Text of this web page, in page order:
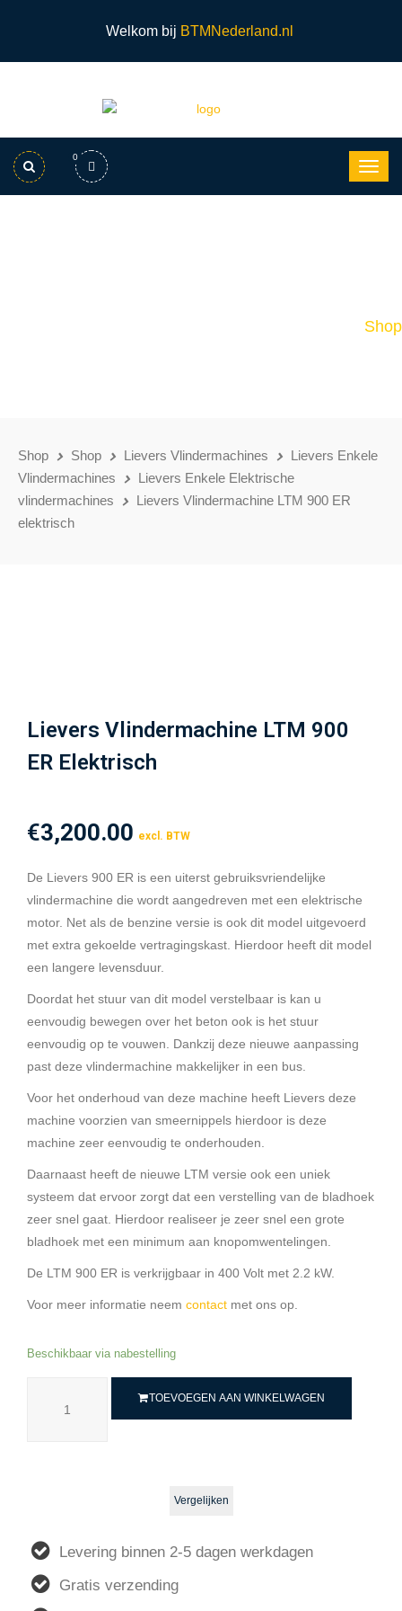
Welkom bij BTMNederland.nl
0
Shop
Shop Shop Lievers Vlindermachines
Lievers Enkele
Vlindermachines
Lievers Enkele Elektrische
vlindermachines
Lievers Vlindermachine LTM 900 ER
elektrisch
Lievers Vlindermachine LTM 900
ER Elektrisch
€3,200.00 excl. BTW
De Lievers 900 ER is een uiterst gebruiksvriendelijke
vlindermachine die wordt aangedreven met een elektrische
motor. Net als de benzine versie is ook dit model uitgevoerd
met extra gekoelde vertragingskast. Hierdoor heeft dit model
een langere levensduur.
Doordat het stuur van dit model verstelbaar is kan u
eenvoudig bewegen over het beton ook is het stuur
eenvoudig op te vouwen. Dankzij deze nieuwe aanpassing
past deze vlindermachine makkelijker in een bus.
Voor het onderhoud van deze machine heeft Lievers deze
machine voorzien van smeernippels hierdoor is deze
machine zeer eenvoudig te onderhouden.
Daarnaast heeft de nieuwe LTM versie ook een uniek
systeem dat ervoor zorgt dat een verstelling van de bladhoek
zeer snel gaat. Hierdoor realiseer je zeer snel een grote
bladhoek met een minimum aan knopomwentelingen.
De LTM 900 ER is verkrijgbaar in 400 Volt met 2.2 kW.
Voor meer informatie neem contact met ons op.
Beschikbaar via nabestelling
TOEVOEGEN AAN WINKELWAGEN
Vergelijken
Levering binnen 2-5 dagen werkdagen
Gratis verzending